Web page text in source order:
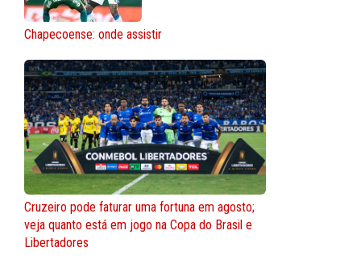
Chapecoense: onde assistir
Cruzeiro pode faturar uma fortuna em agosto;
veja quanto está em jogo na Copa do Brasil e
Libertadores